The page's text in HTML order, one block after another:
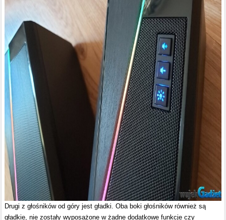
Drugi z głośników od góry jest gładki. Oba boki głośników również są
gładkie, nie zostały wyposażone w żadne dodatkowe funkcje czy